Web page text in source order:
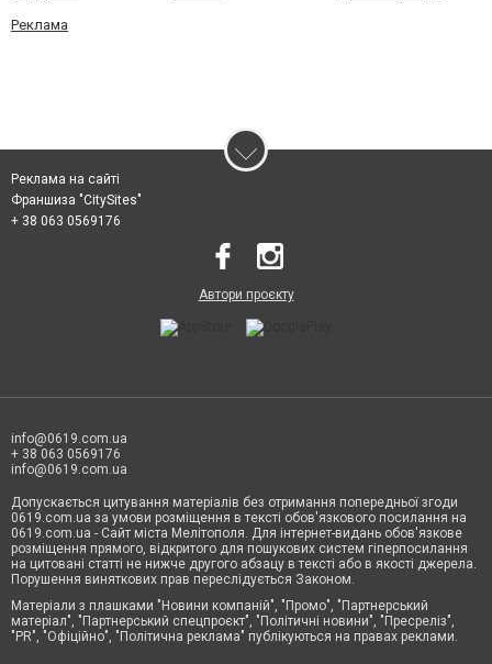
Реклама
Реклама на сайті
Франшиза "CitySites"
+ 38 063 0569176
Автори проєкту
info@0619.com.ua
+ 38 063 0569176
info@0619.com.ua
Допускається цитування матеріалів без отримання попередньої згоди
0619.com.ua за умови розміщення в тексті обов'язкового посилання на
0619.com.ua - Сайт міста Мелітополя. Для інтернет-видань обов'язкове
розміщення прямого, відкритого для пошукових систем гіперпосилання
на цитовані статті не нижче другого абзацу в тексті або в якості джерела.
Порушення виняткових прав переслідується Законом.
Матеріали з плашками "Новини компаній", "Промо", "Партнерський
матеріал", "Партнерський спецпроєкт", "Політичні новини", "Пресреліз",
"PR", "Офіційно", "Політична реклама" публікуються на правах реклами.